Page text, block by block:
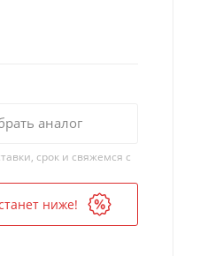
аналог
срок и свяжемся с
ниже!